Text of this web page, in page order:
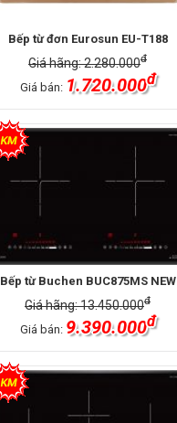
Bếp từ đơn Eurosun EU-T188
Giá hãng: 2.280.000đ
Giá bán: 1.720.000đ
Bếp từ Buchen BUC875MS NEW
Giá hãng: 13.450.000đ
Giá bán: 9.390.000đ